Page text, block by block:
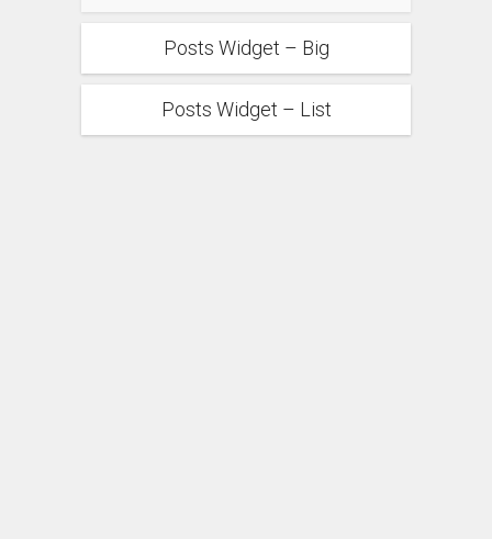
Posts Widget – Big
Posts Widget – List